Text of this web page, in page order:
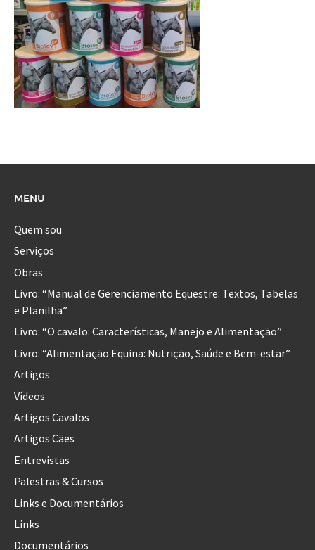
MENU
Quem sou
Serviços
Obras
Livro: “Manual de Gerenciamento Equestre: Textos, Tabelas
e Planilha”
Livro: “O cavalo: Características, Manejo e Alimentação”
Livro: “Alimentação Equina: Nutrição, Saúde e Bem-estar”
Artigos
Vídeos
Artigos Cavalos
Artigos Cães
Entrevistas
Palestras & Cursos
Links e Documentários
Links
Documentários